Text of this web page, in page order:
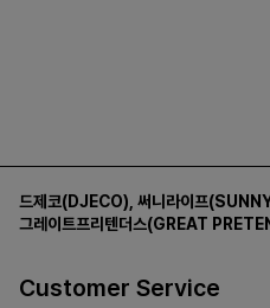
드제코(DJECO) 써니라이프
그레이트프리텐더스(GREAT
Customer Service